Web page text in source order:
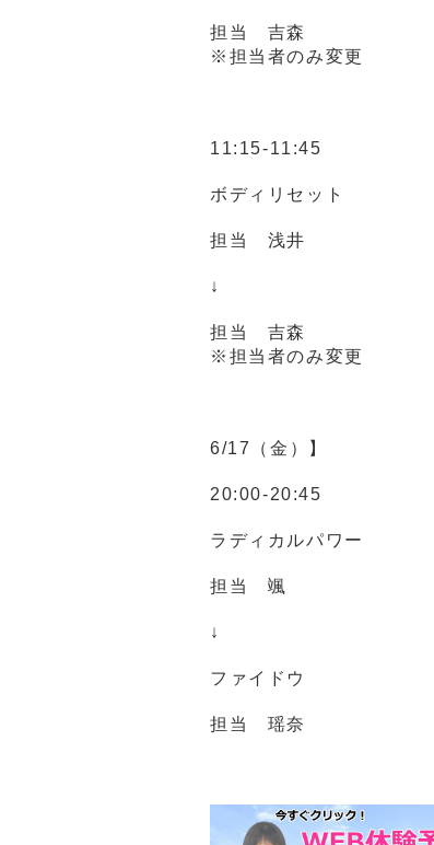
担当 吉森
※担当者のみ変更
11:15‐11:45
ボディリセット
担当 浅井
↓
担当 吉森
※担当者のみ変更
6/17（金）】
20:00-20:45
ラディカルパワー
担当 颯
↓
ファイドウ
担当 瑶奈